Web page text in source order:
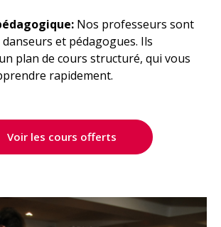
Nos professeurs sont
et pédagogues. Ils
plan de cours structuré, qui vous
rapidement.
Voir les cours offerts